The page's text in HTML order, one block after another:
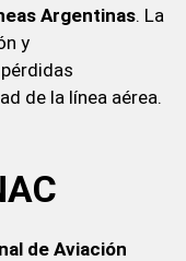
Argentinas. La
y
de la línea aérea.
de Aviación